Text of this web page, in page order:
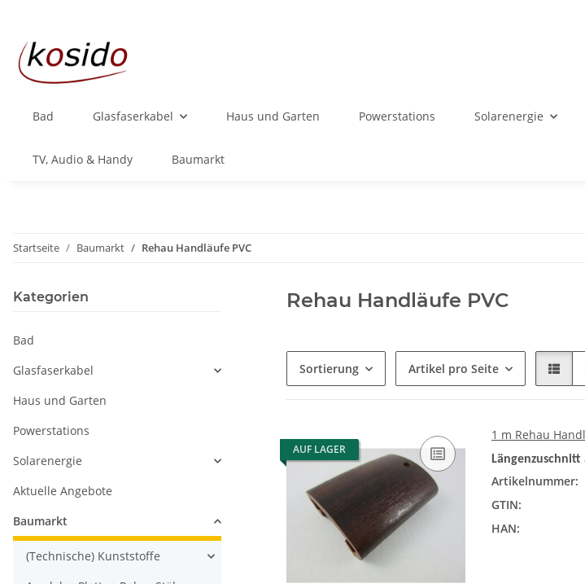
Bad Glasfaserkabel Haus und Garten Powerstations Solarenergie
TV, Audio & Handy Baumarkt
Startseite Baumarkt Rehau Handläufe PVC
Rehau Handläufe PVC
Sortierung Artikel pro Seite
AUF LAGER
1 m Rehau
Artikelnummer:
GTIN:
HAN:
Kategorien
Bad
Glasfaserkabel
Haus und Garten
Powerstations
Solarenergie
Aktuelle Angebote
Baumarkt
(Technische) Kunststoffe